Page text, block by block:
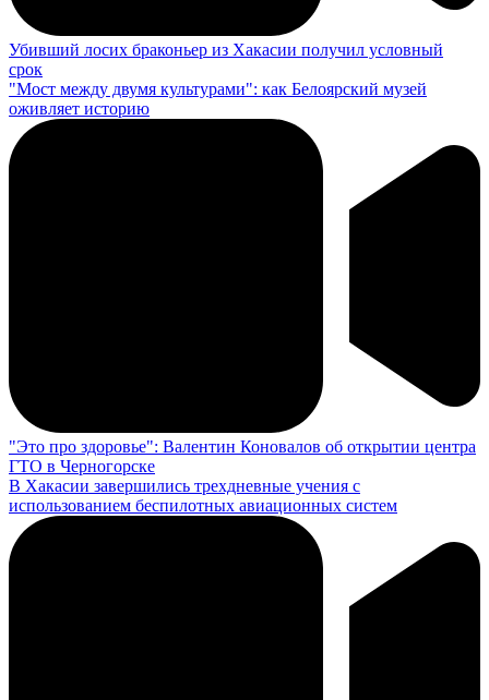
Убивший лосих браконьер из Хакасии получил условный
срок
"Мост между двумя культурами": как Белоярский музей
оживляет историю
"Это про здоровье": Валентин Коновалов об открытии центра
ГТО в Черногорске
В Хакасии завершились трехдневные учения с
использованием беспилотных авиационных систем